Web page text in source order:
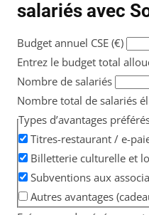
salariés avec
Budget annuel CSE (€)
Entrez le budget total
Nombre de salariés
Nombre total de salariés
Types d’avantages
Titres-restaurant / e-
Billetterie culturelle et
Subventions aux
Autres avantages